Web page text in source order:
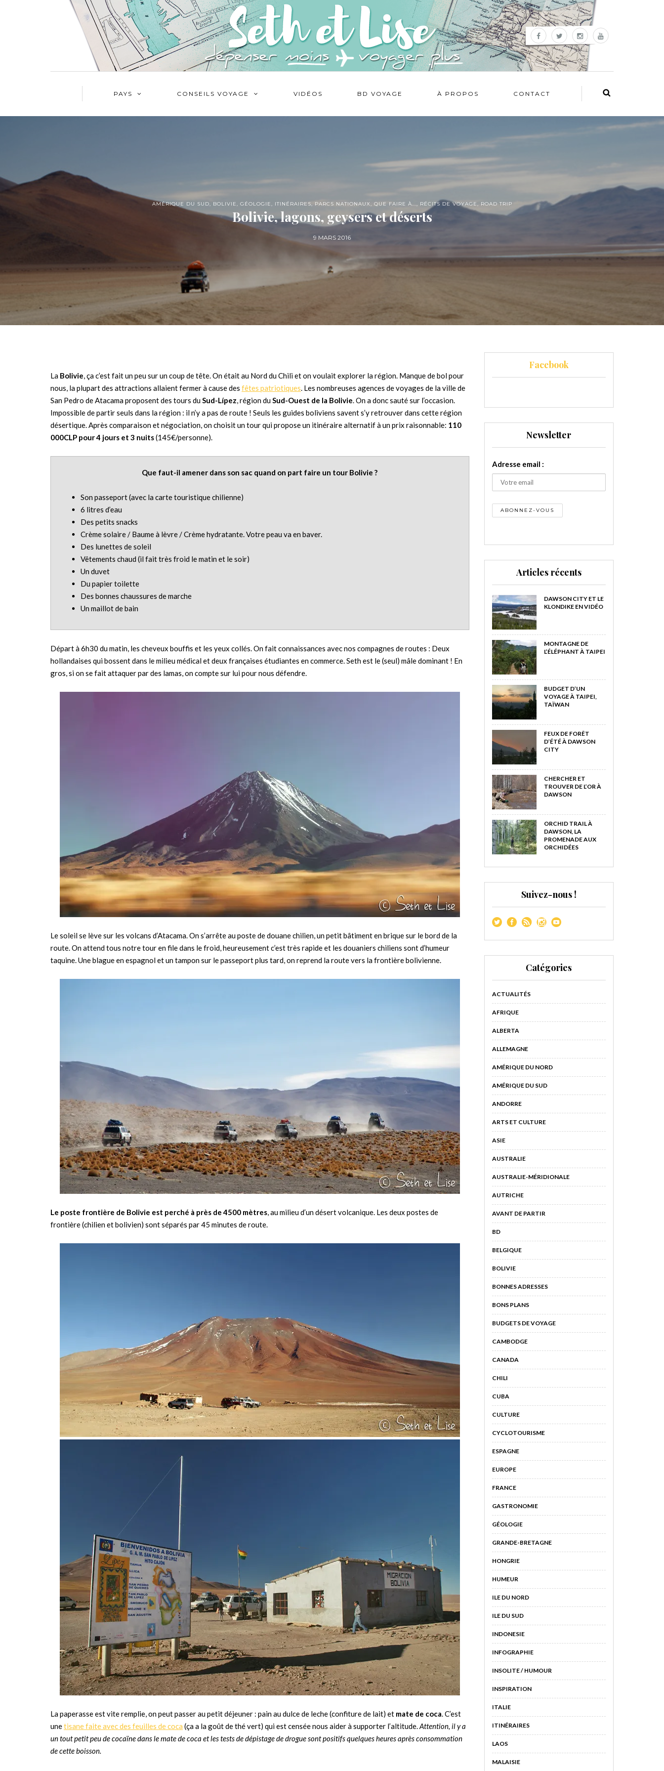
PAYS CONSEILS VOYAGE VIDÉOS BD VOYAGE À PROPOS CONTACT
AMÉRIQUE DU SUD, BOLIVIE, GÉOLOGIE, ITINÉRAIRES, PARCS NATIONAUX, QUE FAIRE À..., RÉCITS DE VOYAGE, ROAD TRIP
Bolivie, lagons, geysers et déserts
9 MARS 2016
La Bolivie, ça c’est fait un peu sur un coup de tête. On était au Nord du Chili et on voulait explorer la région. Manque de bol pour
nous, la plupart des attractions allaient fermer à cause des fêtes patriotiques. Les nombreuses agences de voyages de la ville de
San Pedro de Atacama proposent des tours duSud-Lípez, région duSud-Ouest de la Bolivie. On a donc sauté sur l’occasion.
Impossible de partir seuls dans la région : il n’y a pas de route ! Seuls les guides boliviens savent s’y retrouver dans cette région
désertique. Après comparaison et négociation, on choisit un tour qui propose un itinéraire alternatif à un prix raisonnable: 110
000CLP pour 4 jours et 3 nuits(145€/personne).
Que faut-il amener dans son sac quand on part faire un tour Bolivie ?
Son passeport (avec la carte touristique chilienne)
6 litres d’eau
Des petits snacks
Crème solaire / Baume à lèvre / Crème hydratante. Votre peau va en baver.
Des lunettes de soleil
Vêtements chaud (il fait très froid le matin et le soir)
Un duvet
Du papier toilette
Des bonnes chaussures de marche
Un maillot de bain
Départ à 6h30 du matin, les cheveux bouffis et les yeux collés. On fait connaissances avec nos compagnes de routes : Deux
hollandaises qui bossent dans le milieu médical et deux françaises étudiantes en commerce. Seth est le (seul) mâle dominant ! En
gros, si on se fait attaquer par des lamas, on compte sur lui pour nous défendre.
Le soleil se lève sur les volcans d’Atacama. On s’arrête au poste de douane chilien, un petit bâtiment en brique sur le bord de la
route. On attend tous notre tour en file dans le froid, heureusement c’est très rapide et les douaniers chiliens sont d’humeur
taquine. Une blague en espagnol et un tampon sur le passeport plus tard, on reprend la route vers la frontière bolivienne.
Le poste frontière de Bolivie est perché à près de 4500 mètres, au milieu d’un désert volcanique. Les deux postes de
frontière (chilien et bolivien) sont séparés par 45 minutes de route.
La paperasse est vite remplie, on peut passer au petit déjeuner : pain au dulce de leche (confiture de lait) et mate de coca. C’est
unetisane faite avec des feuilles de coca (ça a la goût de thé vert) qui est censée nous aider à supporter l’altitude.Attention, il y a
un tout petit peu de cocaïne dans le mate de coca et les tests de dépistage de drogue sont positifs quelques heures après consommation
de cette boisson.
Facebook
Newsletter
Adresse email :
Articles récents
DAWSON CITY ET LE
KLONDIKE EN VIDÉO
MONTAGNE DE
L’ÉLÉPHANT À TAIPEI
BUDGET D’UN
VOYAGE À TAIPEI,
TAÏWAN
FEUX DE FORÊT
D’ÉTÉ À DAWSON
CITY
CHERCHER ET
TROUVER DE L’OR À
DAWSON
ORCHID TRAIL À
DAWSON, LA
PROMENADE AUX
ORCHIDÉES
Suivez-nous !
Catégories
ACTUALITÉS
AFRIQUE
ALBERTA
ALLEMAGNE
AMÉRIQUE DU NORD
AMÉRIQUE DU SUD
ANDORRE
ARTS ET CULTURE
ASIE
AUSTRALIE
AUSTRALIE-MÉRIDIONALE
AUTRICHE
AVANT DE PARTIR
BD
BELGIQUE
BOLIVIE
BONNES ADRESSES
BONS PLANS
BUDGETS DE VOYAGE
CAMBODGE
CANADA
CHILI
CUBA
CULTURE
CYCLOTOURISME
ESPAGNE
EUROPE
FRANCE
GASTRONOMIE
GÉOLOGIE
GRANDE-BRETAGNE
HONGRIE
HUMEUR
ILE DU NORD
ILE DU SUD
INDONESIE
INFOGRAPHIE
INSOLITE / HUMOUR
INSPIRATION
ITALIE
ITINÉRAIRES
LAOS
MALAISIE